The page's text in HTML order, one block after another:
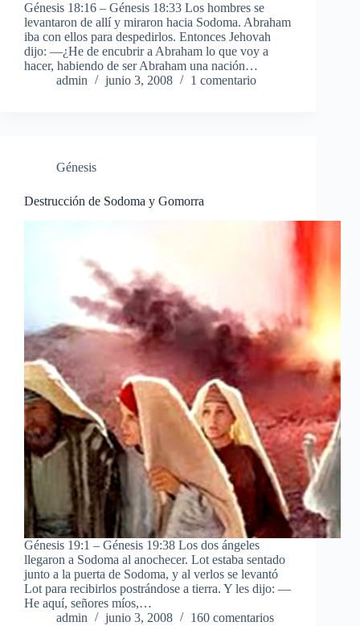
Génesis 18:16 – Génesis 18:33 Los hombres se
levantaron de allí y miraron hacia Sodoma. Abraham
iba con ellos para despedirlos. Entonces Jehovah
dijo: —¿He de encubrir a Abraham lo que voy a
hacer, habiendo de ser Abraham una nación…
admin
junio 3, 2008 1 comentario
Génesis
Destrucción de Sodoma y Gomorra
Génesis 19:1 – Génesis 19:38 Los dos ángeles
llegaron a Sodoma al anochecer. Lot estaba sentado
junto a la puerta de Sodoma, y al verlos se levantó
Lot para recibirlos postrándose a tierra. Y les dijo: —
He aquí, señores míos,…
admin
junio 3, 2008 160 comentarios